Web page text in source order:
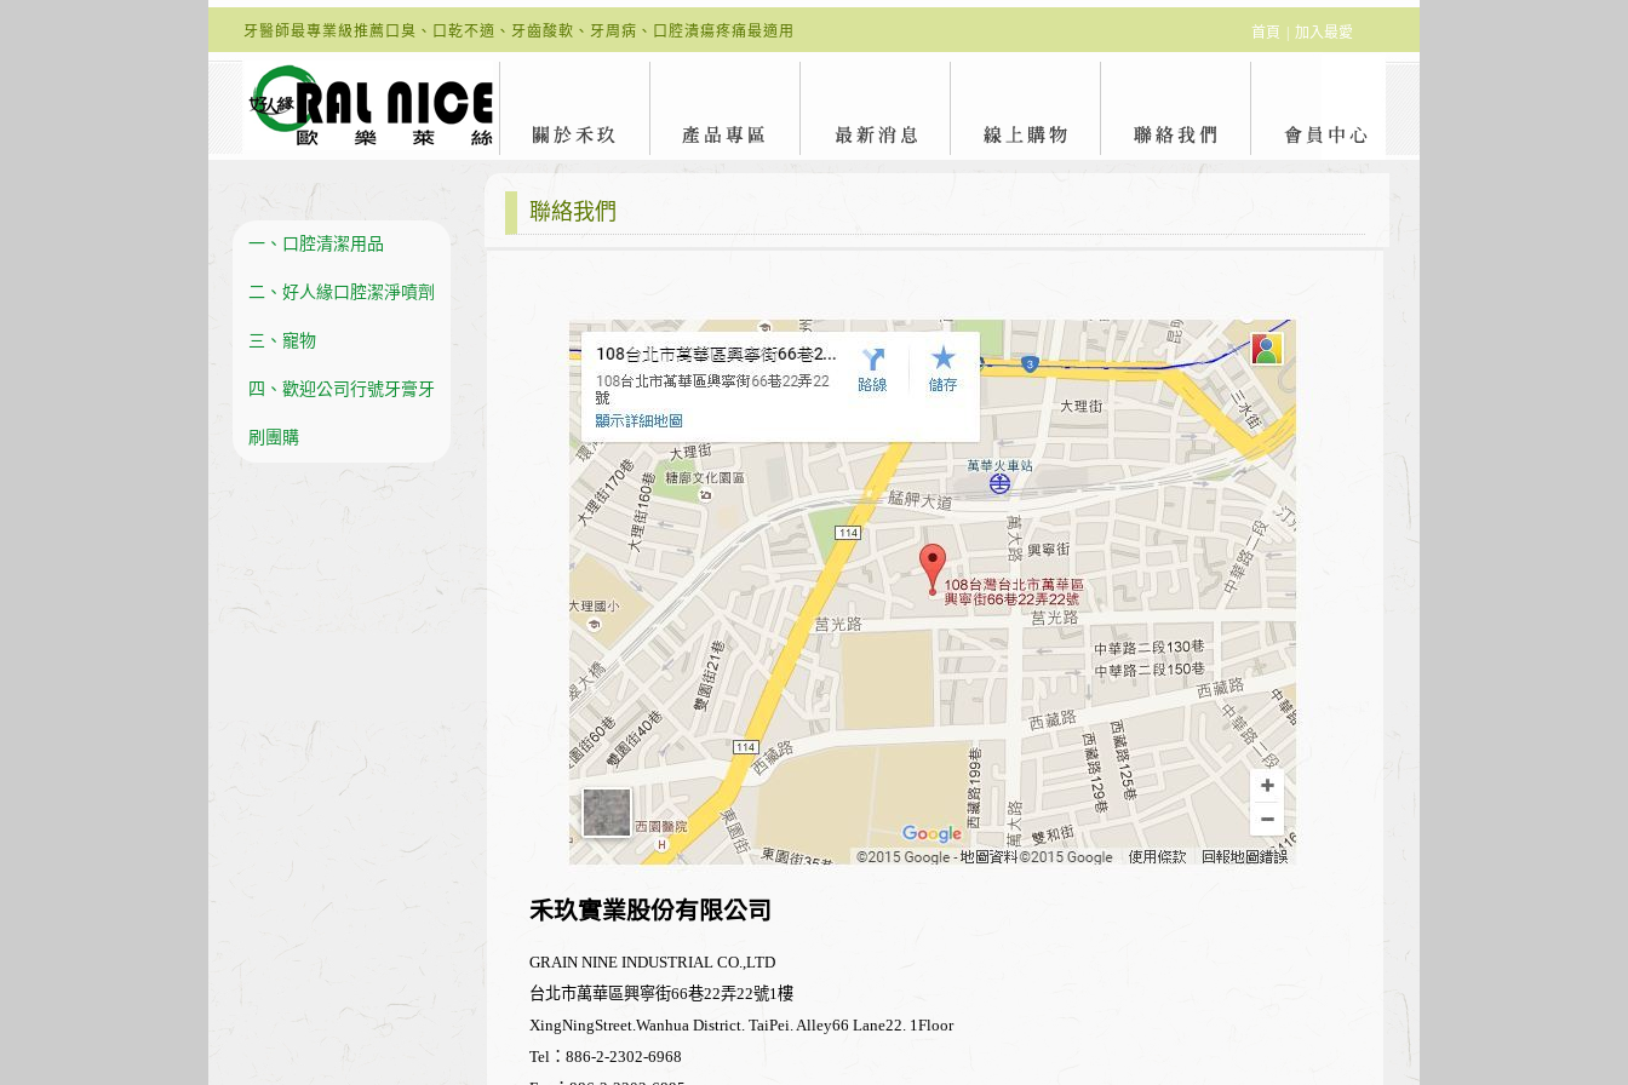
牙醫師最專業級推薦口臭、口乾不適、牙齒酸軟、牙周病、口腔潰瘍疼痛最適用 首頁 加入最愛
一、口腔清潔用品
二、好人緣口腔潔淨噴劑
三、寵物
四、歡迎公司行號牙膏牙
刷團購
聯絡我們
禾玖實業股份有限公司
GRAIN NINE INDUSTRIAL CO.,LTD
台北市萬華區興寧街66巷22弄22號1樓
XingNingStreet.Wanhua District. TaiPei. Alley66 Lane22. 1Floor
Tel：886-2-2302-6968